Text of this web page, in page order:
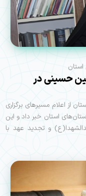
حسینی در
از اعلام مسیرهای برگزاری
استان خبر داد و این
و تجدید عهد با